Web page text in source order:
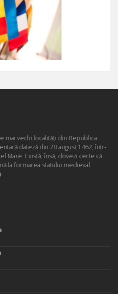
mai vechi localităţi din Republica
dateză din 20 august 1462, într-
Mare. Există, însă, dovezi certe că
la formarea statului medieval
.